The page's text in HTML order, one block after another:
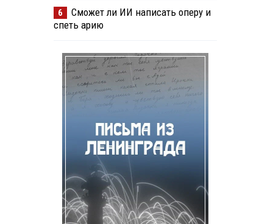
6
Сможет ли ИИ написать оперу и
спеть арию